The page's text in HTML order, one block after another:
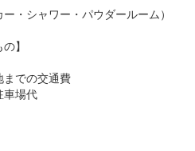
・シャワー・パウダールーム）
】
までの交通費
車場代